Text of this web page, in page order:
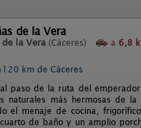
de la Vera
la Vera (Cáceres) a 6,8
120 km de Cáceres
paso de la ruta del
más hermosas de
el menaje de cocina,
de baño y un amplio